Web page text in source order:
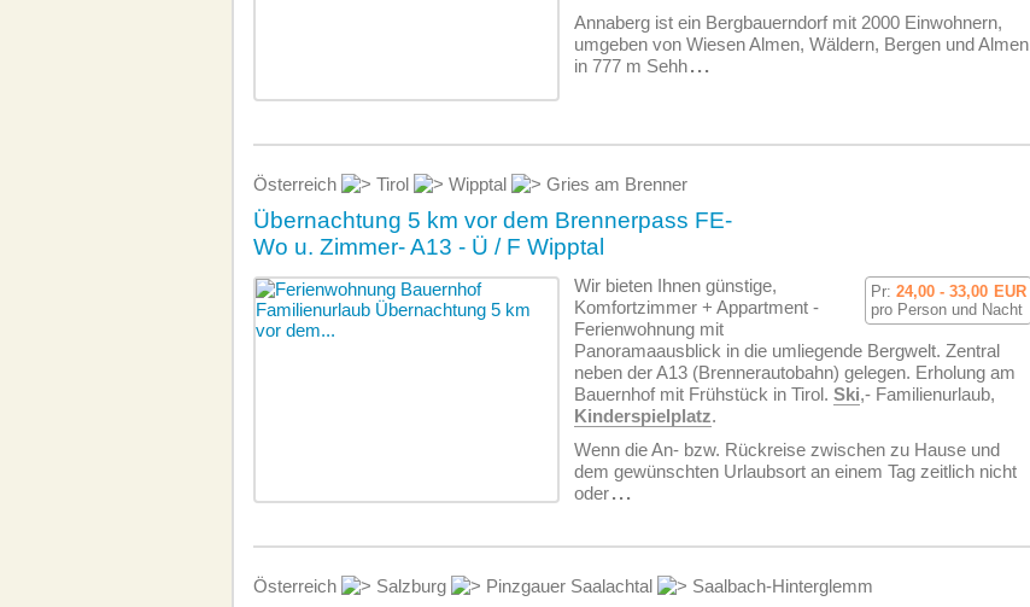
Annaberg ist ein Bergbauerndorf mit 2000 Einwohnern,
umgeben von Wiesen Almen, Wäldern, Bergen und Almen
in 777 m Sehh...
Österreich Tirol Wipptal Gries am Brenner
Übernachtung 5 km vor dem Brennerpass FE-
Wo u. Zimmer- A13 - Ü / F Wipptal
Pr: 24,00 - 33,00 EUR
pro Person und Nacht
Wir bieten Ihnen günstige,
Komfortzimmer + Appartment -
Ferien­wohnung mit
Panoramaausblick in die umliegende Bergwelt. Zentral
neben der A13 (Brennerautobahn) gelegen. Erholung am
Bauernhof mit Frühstück in Tirol. Ski,- Familienurlaub,
Kinderspielplatz.
Wenn die An- bzw. Rückreise zwischen zu Hause und
dem gewünschten Urlaubsort an einem Tag zeitlich nicht
oder...
Österreich Salzburg Pinzgauer Saalachtal Saalbach-Hinterglemm